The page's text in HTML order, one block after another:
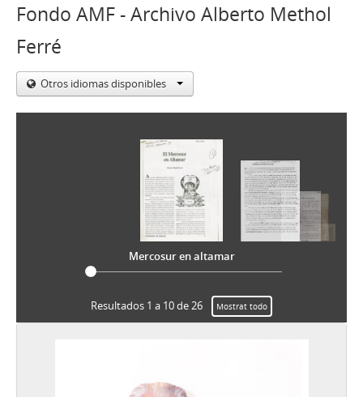
Fondo AMF - Archivo Alberto Methol
Ferré
Otros idiomas disponibles
Mercosur en altamar
Resultados 1 a 10 de 26 Mostrat todo